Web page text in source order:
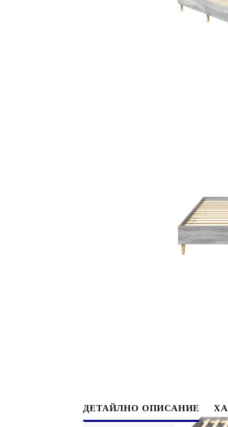
ДЕТАЙЛНО ОПИСАНИЕ